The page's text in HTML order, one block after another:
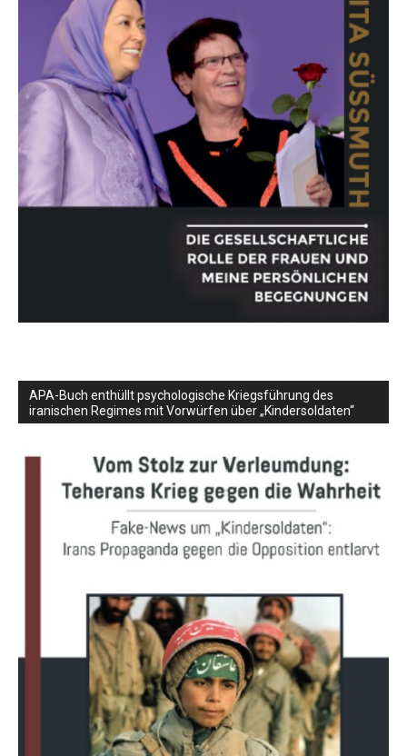
APA-Buch enthüllt psychologische Kriegsführung des
iranischen Regimes mit Vorwürfen über „Kindersoldaten“